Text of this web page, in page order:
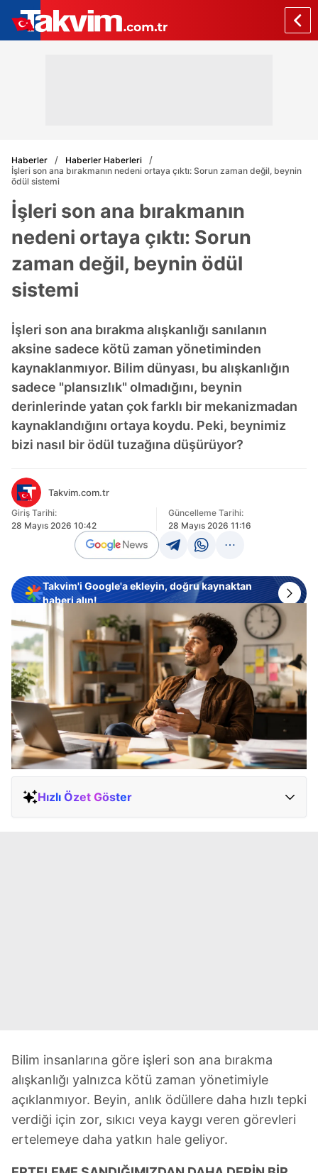
Haberler
Haberler Haberleri
İşleri son ana bırakmanın nedeni ortaya çıktı: Sorun zaman değil, beynin
ödül sistemi
İşleri son ana bırakmanın
nedeni ortaya çıktı: Sorun
zaman değil, beynin ödül
sistemi
İşleri son ana bırakma alışkanlığı sanılanın
aksine sadece kötü zaman yönetiminden
kaynaklanmıyor. Bilim dünyası, bu alışkanlığın
sadece "plansızlık" olmadığını, beynin
derinlerinde yatan çok farklı bir mekanizmadan
kaynaklandığını ortaya koydu. Peki, beynimiz
bizi nasıl bir ödül tuzağına düşürüyor?
Takvim.com.tr
Giriş Tarihi:
28 Mayıs 2026 10:42
Güncelleme Tarihi:
28 Mayıs 2026 11:16
Takvim'i Google'a ekleyin, doğru kaynaktan
haberi alın!
Hızlı Özet Göster
Bilim insanlarına göre işleri son ana bırakma
alışkanlığı yalnızca kötü zaman yönetimiyle
açıklanmıyor. Beyin, anlık ödüllere daha hızlı tepki
verdiği için zor, sıkıcı veya kaygı veren görevleri
ertelemeye daha yatkın hale geliyor.